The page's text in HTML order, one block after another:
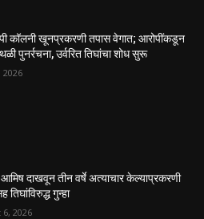
कॉलनी खूनप्रकरणी तपास वेगात; आरोपींकडून
पुनर्रचना, उर्वरित तिघांचा शोध सुरू
2026
दाखवून तीन वर्षे अत्याचार केल्याप्रकरणी
तिघांविरुद्ध गुन्हा
6, 2026